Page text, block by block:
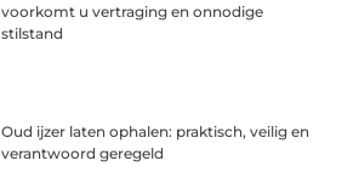
voorkomt u vertraging en onnodige
stilstand
Oud ijzer laten ophalen: praktisch, veilig en
verantwoord geregeld